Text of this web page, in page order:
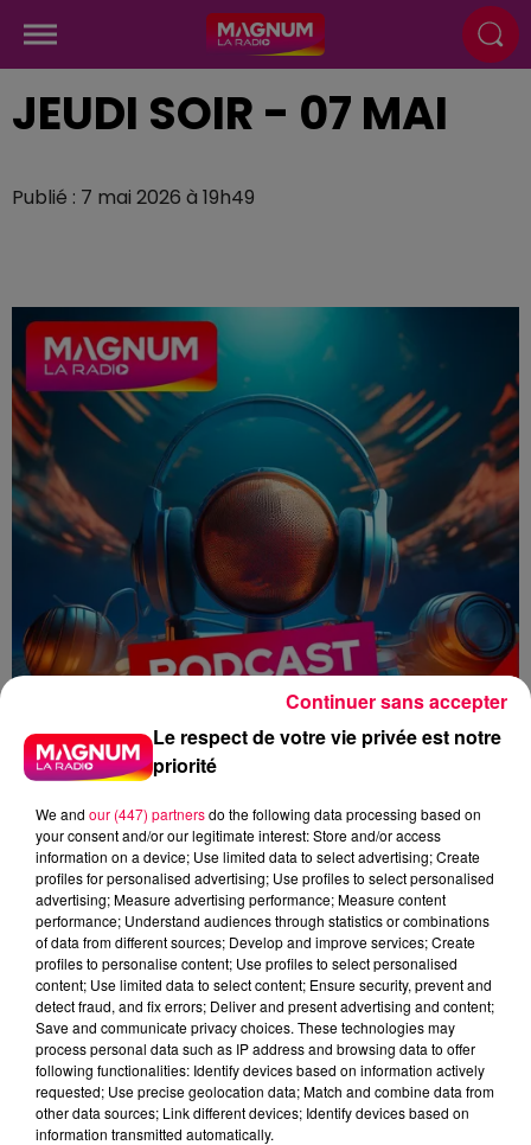
JEUDI SOIR - 07 MAI
Publié : 7 mai 2026 à 19h49
flash info
Zoé Thomas
Le flash de 19h
0:00 4 min 24 sec
Le respect de votre vie privée est notre
priorité
We and our (447) partnersdo the following data processing based on
your consent and/or our legitimate interest: Store and/or access
information on a device; Use limited data to select advertising; Create
profiles for personalised advertising; Use profiles to select personalised
advertising; Measure advertising performance; Measure content
performance; Understand audiences through statistics or combinations
of data from different sources; Develop and improve services; Create
profiles to personalise content; Use profiles to select personalised
content; Use limited data to select content; Ensure security, prevent and
detect fraud, and fix errors; Deliver and present advertising and content;
Save and communicate privacy choices. These technologies may
process personal data such as IP address and browsing data to offer
following functionalities: Identify devices based on information actively
requested; Use precise geolocation data; Match and combine data from
other data sources; Link different devices; Identify devices based on
information transmitted automatically.
Continuer sans accepter